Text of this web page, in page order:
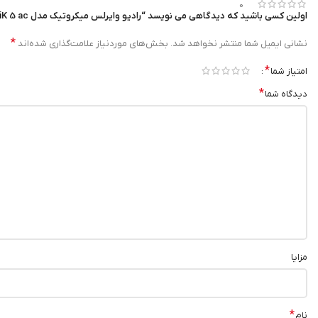
پوشش گسترده:
آنتن‌های قدرتمند با زاویه پوشش 360 درجه.
قابلیت اطمینان:
طراحی مقاوم در برابر شرایط جوی و عملکرد پایدار.
0
اولین کسی باشید که دیدگاهی می نویسد “رادیو وایرلس میکروتیک مدل OmniTiK 5 ac”
نشانی ایمیل شما منتشر نخواهد شد. بخش‌های موردنیاز علامت‌گذاری شده‌اند *
امتیاز شما*
دیدگاه شما*
مزایا
نام*